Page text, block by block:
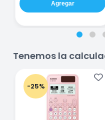
Agregar
Tenemos la
-25%